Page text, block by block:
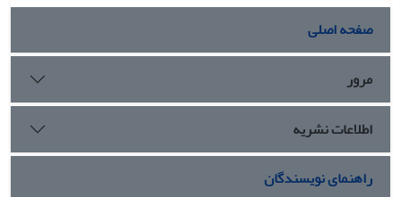
صفحه اصلی
مرور
اطلاعات نشریه
راهنمای نویسندگان